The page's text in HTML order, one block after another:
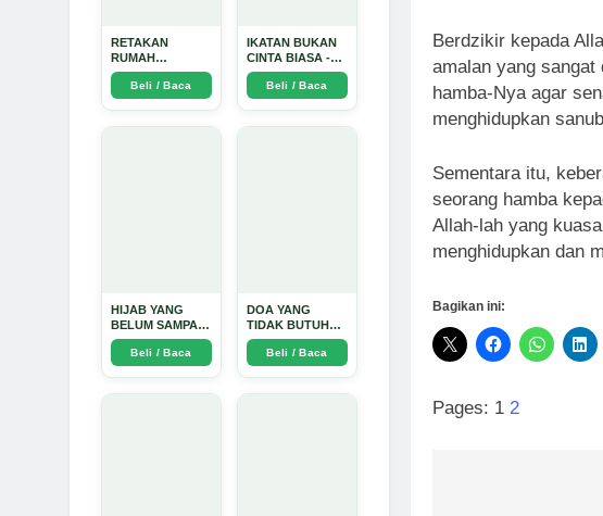
RETAKAN
RUMAH
TANGGA:
Sebuah
Perjalanan
Beli / Baca
IKATAN BUKAN
CINTA BIASA -
Arda Dinata
Beli / Baca
HIJAB YANG
BELUM SAMPAI
KE HATI: Ketika
Cinta Seorang
Ustadz Menjadi
Beli / Baca
DOA YANG
TIDAK BUTUH
SINYAL: Kisah
Tiga Jiwa yang
Tersesat di Era AI
Beli / Baca
Berdzikir kepada
amalan yang
hamba-Nya agar
menghidupkan
Sementara itu,
seorang hamba
Allah-lah yang
menghidupkan dan
Bagikan ini:
Pages: 1 2